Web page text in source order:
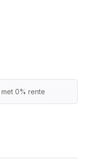
met 0% rente